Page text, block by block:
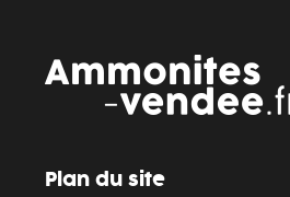
Plan du site